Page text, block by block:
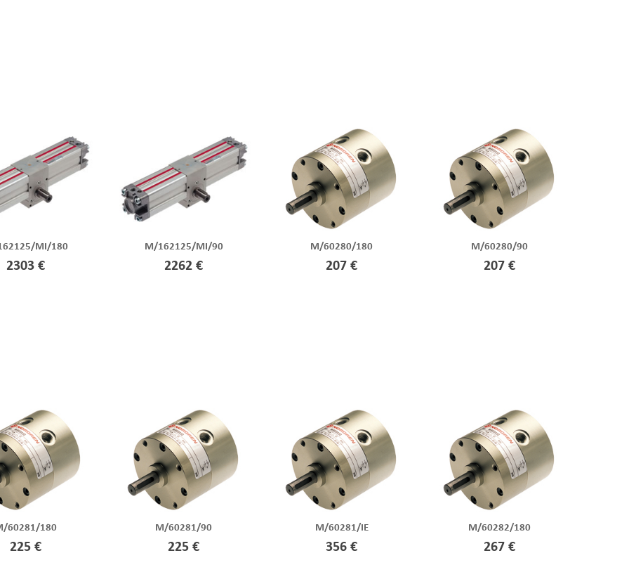
MI/180
2303 €
M/162125/MI/90
2262 €
M/60280/180
207 €
M/60280/90
207 €
60281/180
225 €
M/60281/90
225 €
M/60281/IE
356 €
M/60282/180
267 €